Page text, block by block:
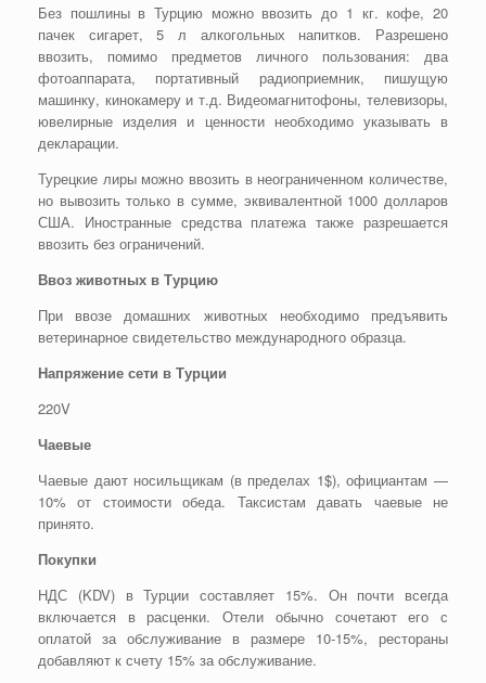
Без пошлины в Турцию можно ввозить до 1 кг. кофе, 20
пачек сигарет, 5 л алкогольных напитков. Разрешено
ввозить, помимо предметов личного пользования: два
фотоаппарата, портативный радиоприемник, пишущую
машинку, кинокамеру и т.д. Видеомагнитофоны, телевизоры,
ювелирные изделия и ценности необходимо указывать в
декларации.
Турецкие лиры можно ввозить в неограниченном количестве,
но вывозить только в сумме, эквивалентной 1000 долларов
США. Иностранные средства платежа также разрешается
ввозить без ограничений.
Ввоз животных в Турцию
При ввозе домашних животных необходимо предъявить
ветеринарное свидетельство международного образца.
Напряжение сети в Турции
220V
Чаевые
Чаевые дают носильщикам (в пределах 1$), официантам —
10% от стоимости обеда. Таксистам давать чаевые не
принято.
Покупки
НДС (KDV) в Турции составляет 15%. Он почти всегда
включается в расценки. Отели обычно сочетают его с
оплатой за обслуживание в размере 10-15%, рестораны
добавляют к счету 15% за обслуживание.